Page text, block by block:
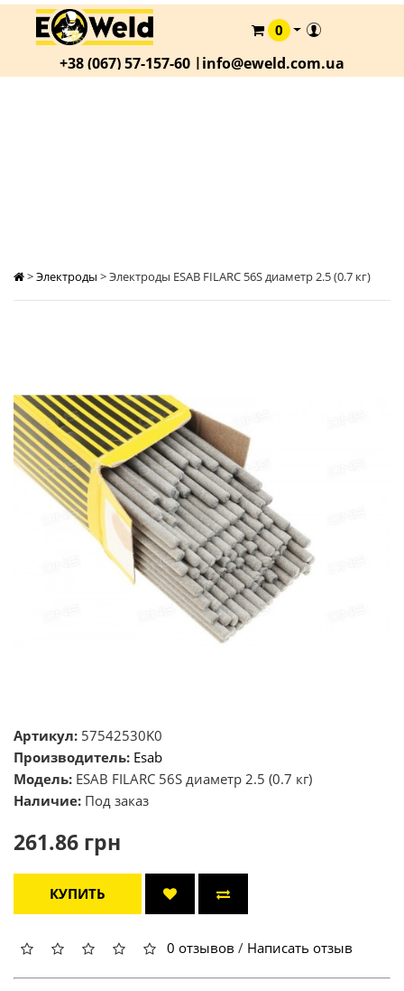
КАТАЛОГ
О
0
+38 (067) 57-157-60 |info@eweld.com.ua
>Электроды >Электроды ESAB FILARC 56S диаметр 2.5 (0.7 кг)
Артикул: 57542530K0
Производитель: Esab
Модель: ESAB FILARC 56S диаметр 2.5 (0.7 кг)
Наличие: Под заказ
261.86 грн
КУПИТЬ
0 отзывов / Написать отзыв